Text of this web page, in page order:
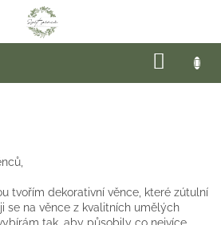
tvořím dekorativní věnce, které zútulní
se na věnce z kvalitních umělých